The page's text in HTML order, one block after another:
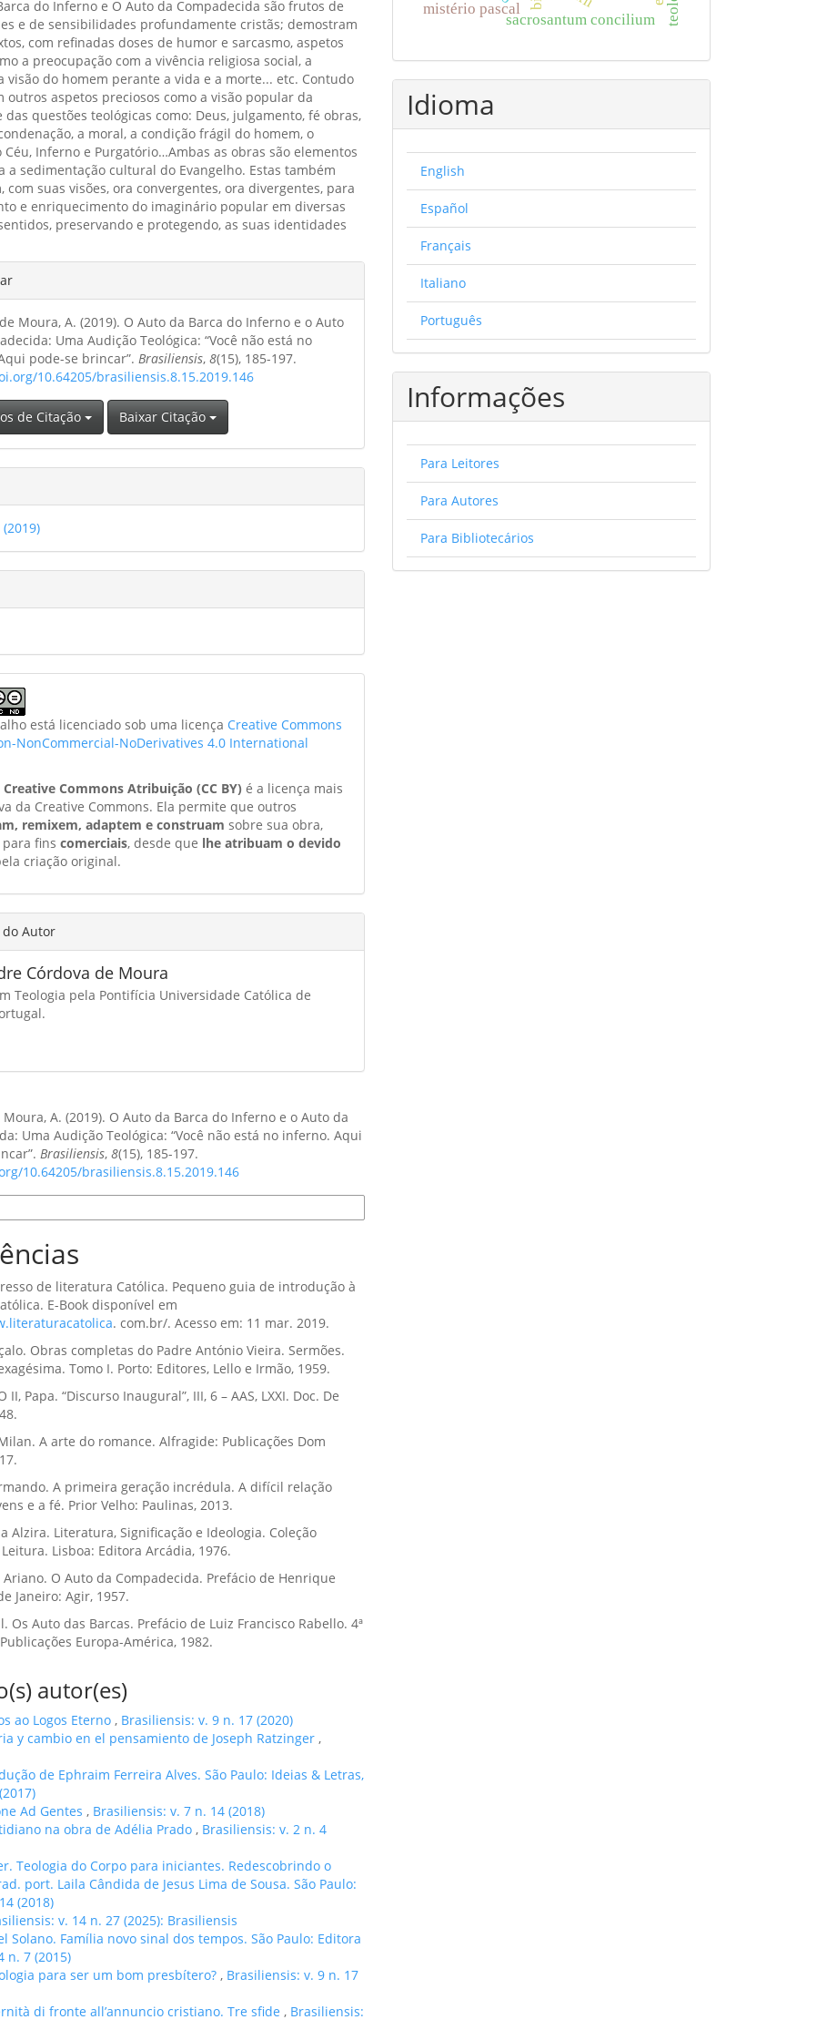
do Inferno e O Auto da Compadecida são frutos de
e de sensibilidades profundamente cristãs; demostram
com refinadas doses de humor e sarcasmo, aspetos
a preocupação com a vivência religiosa social, a
visão do homem perante a vida e a morte... etc. Contudo
outros aspetos preciosos como a visão popular da
das questões teológicas como: Deus, julgamento, fé obras,
a moral, a condição frágil do homem, o
Céu, Inferno e Purgatório…Ambas as obras são elementos
a sedimentação cultural do Evangelho. Estas também
com suas visões, ora convergentes, ora divergentes, para
e enriquecimento do imaginário popular em diversas
preservando e protegendo, as suas identidades
Moura, A. (2019). O Auto da Barca do Inferno e o Auto
Uma Audição Teológica: “Você não está no
pode-se brincar”. Brasiliensis,8(15), 185-197.
10.64205/brasiliensis.8.15.2019.146
de Citação Baixar Citação
está licenciado sob uma licença Creative Commons
NonCommercial-NoDerivatives 4.0 International
Creative Commons Atribuição (CC BY) é a licença mais
da Creative Commons. Ela permite que outros
remixem, adaptem e construam sobre sua obra,
para finscomerciais, desde que lhe atribuam o devido
criação original.
do Autor
Córdova de Moura
Teologia pela Pontifícia Universidade Católica de
Moura, A. (2019). O Auto da Barca do Inferno e o Auto da
Uma Audição Teológica: “Você não está no inferno. Aqui
Brasiliensis,8(15), 185-197.
10.64205/brasiliensis.8.15.2019.146
de literatura Católica. Pequeno guia de introdução à
E-Book disponível em
. com.br/. Acesso em: 11 mar. 2019.
Obras completas do Padre António Vieira. Sermões.
Tomo I. Porto: Editores, Lello e Irmão, 1959.
II, Papa. “Discurso Inaugural”, III, 6 – AAS, LXXI. Doc. De
Milan. A arte do romance. Alfragide: Publicações Dom
A primeira geração incrédula. A difícil relação
e a fé. Prior Velho: Paulinas, 2013.
Alzira. Literatura, Significação e Ideologia. Coleção
Lisboa: Editora Arcádia, 1976.
Ariano. O Auto da Compadecida. Prefácio de Henrique
Janeiro: Agir, 1957.
Os Auto das Barcas. Prefácio de Luiz Francisco Rabello. 4ª
Europa-América, 1982.
autor(es)
ao Logos Eterno , Brasiliensis: v. 9 n. 17 (2020)
y cambio en el pensamiento de Joseph Ratzinger ,
de Ephraim Ferreira Alves. São Paulo: Ideias & Letras,
Ad Gentes , Brasiliensis: v. 7 n. 14 (2018)
na obra de Adélia Prado , Brasiliensis: v. 2 n. 4
Teologia do Corpo para iniciantes. Redescobrindo o
port. Laila Cândida de Jesus Lima de Sousa. São Paulo:
(2018)
v. 14 n. 27 (2025): Brasiliensis
Solano. Família novo sinal dos tempos. São Paulo: Editora
n. 7 (2015)
para ser um bom presbítero? , Brasiliensis: v. 9 n. 17
di fronte all’annuncio cristiano. Tre sfide , Brasiliensis:
mistério pascal
sacrosantum concilium
Idioma
English
Español
Français
Italiano
Português
Informações
Para Leitores
Para Autores
Para Bibliotecários